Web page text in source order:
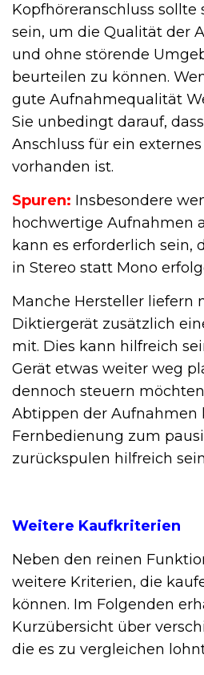
Kopfhöreranschluss sollte
sein, um die Qualität der
und ohne störende
beurteilen zu können.
gute Aufnahmequalität
Sie unbedingt darauf,
Anschluss für ein
vorhanden ist.
Spuren: Insbesondere
hochwertige Aufnahmen
kann es erforderlich sein,
in Stereo statt Mono
Manche Hersteller liefern
Diktiergerät zusätzlich
mit. Dies kann hilfreich
Gerät etwas weiter weg
dennoch steuern
Abtippen der Aufnahmen
Fernbedienung zum
zurückspulen hilfreich
Weitere Kaufkriterien
Neben den reinen
weitere Kriterien, die
können. Im Folgenden
Kurzübersicht über
die es zu vergleichen